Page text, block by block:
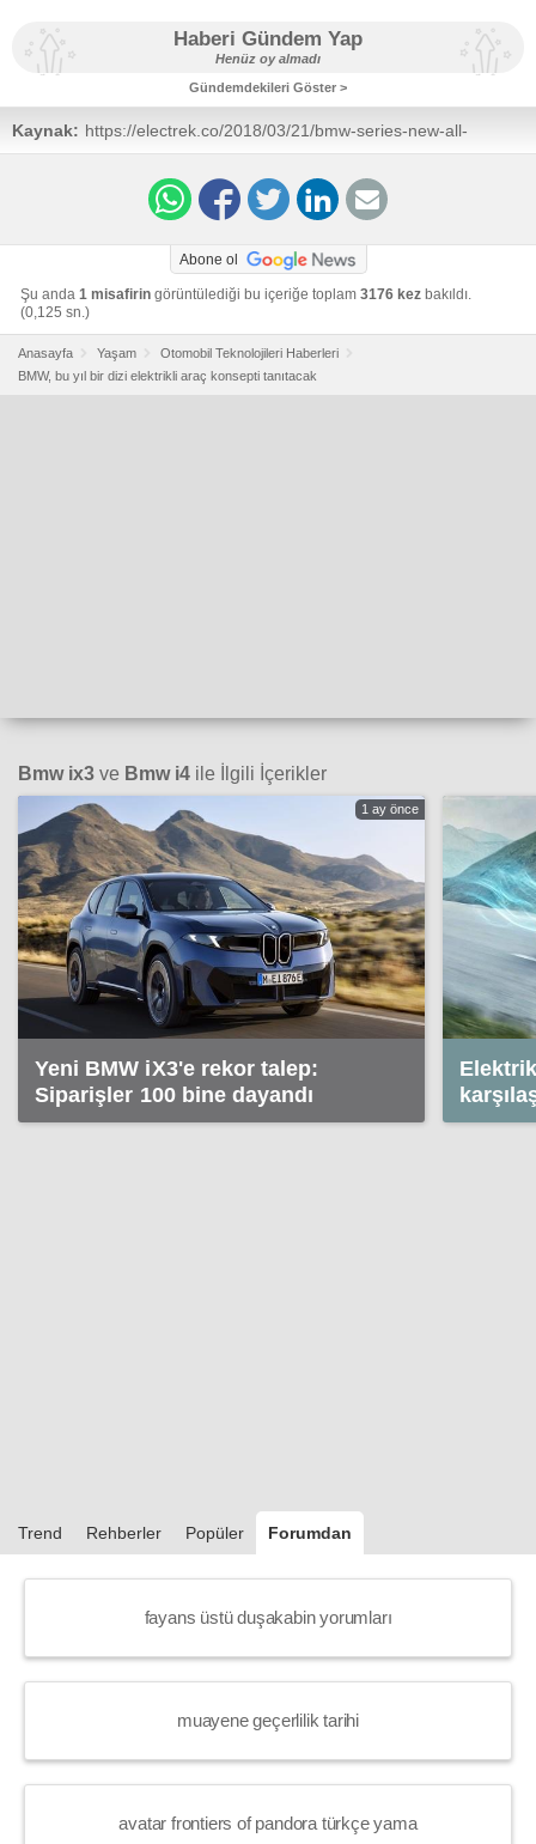
Haberi Gündem Yap
Henüz oy almadı
Gündemdekileri Göster >
Kaynak: https://electrek.co/2018/03/21/bmw-series-new-all-
electric-vehicle-production-ix3-inext/
Abone ol
Şu anda 1 misafirin görüntülediği bu içeriğe toplam 3176 kez bakıldı.
(0,125 sn.)
Anasayfa Yaşam
Otomobil Teknolojileri Haberleri
BMW, bu yıl bir dizi elektrikli araç konsepti tanıtacak
Bmw ix3 ve Bmw i4 ile İlgili İçerikler
1 ay önce
Yeni BMW iX3'e rekor talep:
Siparişler 100 bine dayandı
Kia'ya
Trend Rehberler Popüler Forumdan
fayans üstü duşakabin yorumları
muayene geçerlilik tarihi
avatar frontiers of pandora türkçe yama